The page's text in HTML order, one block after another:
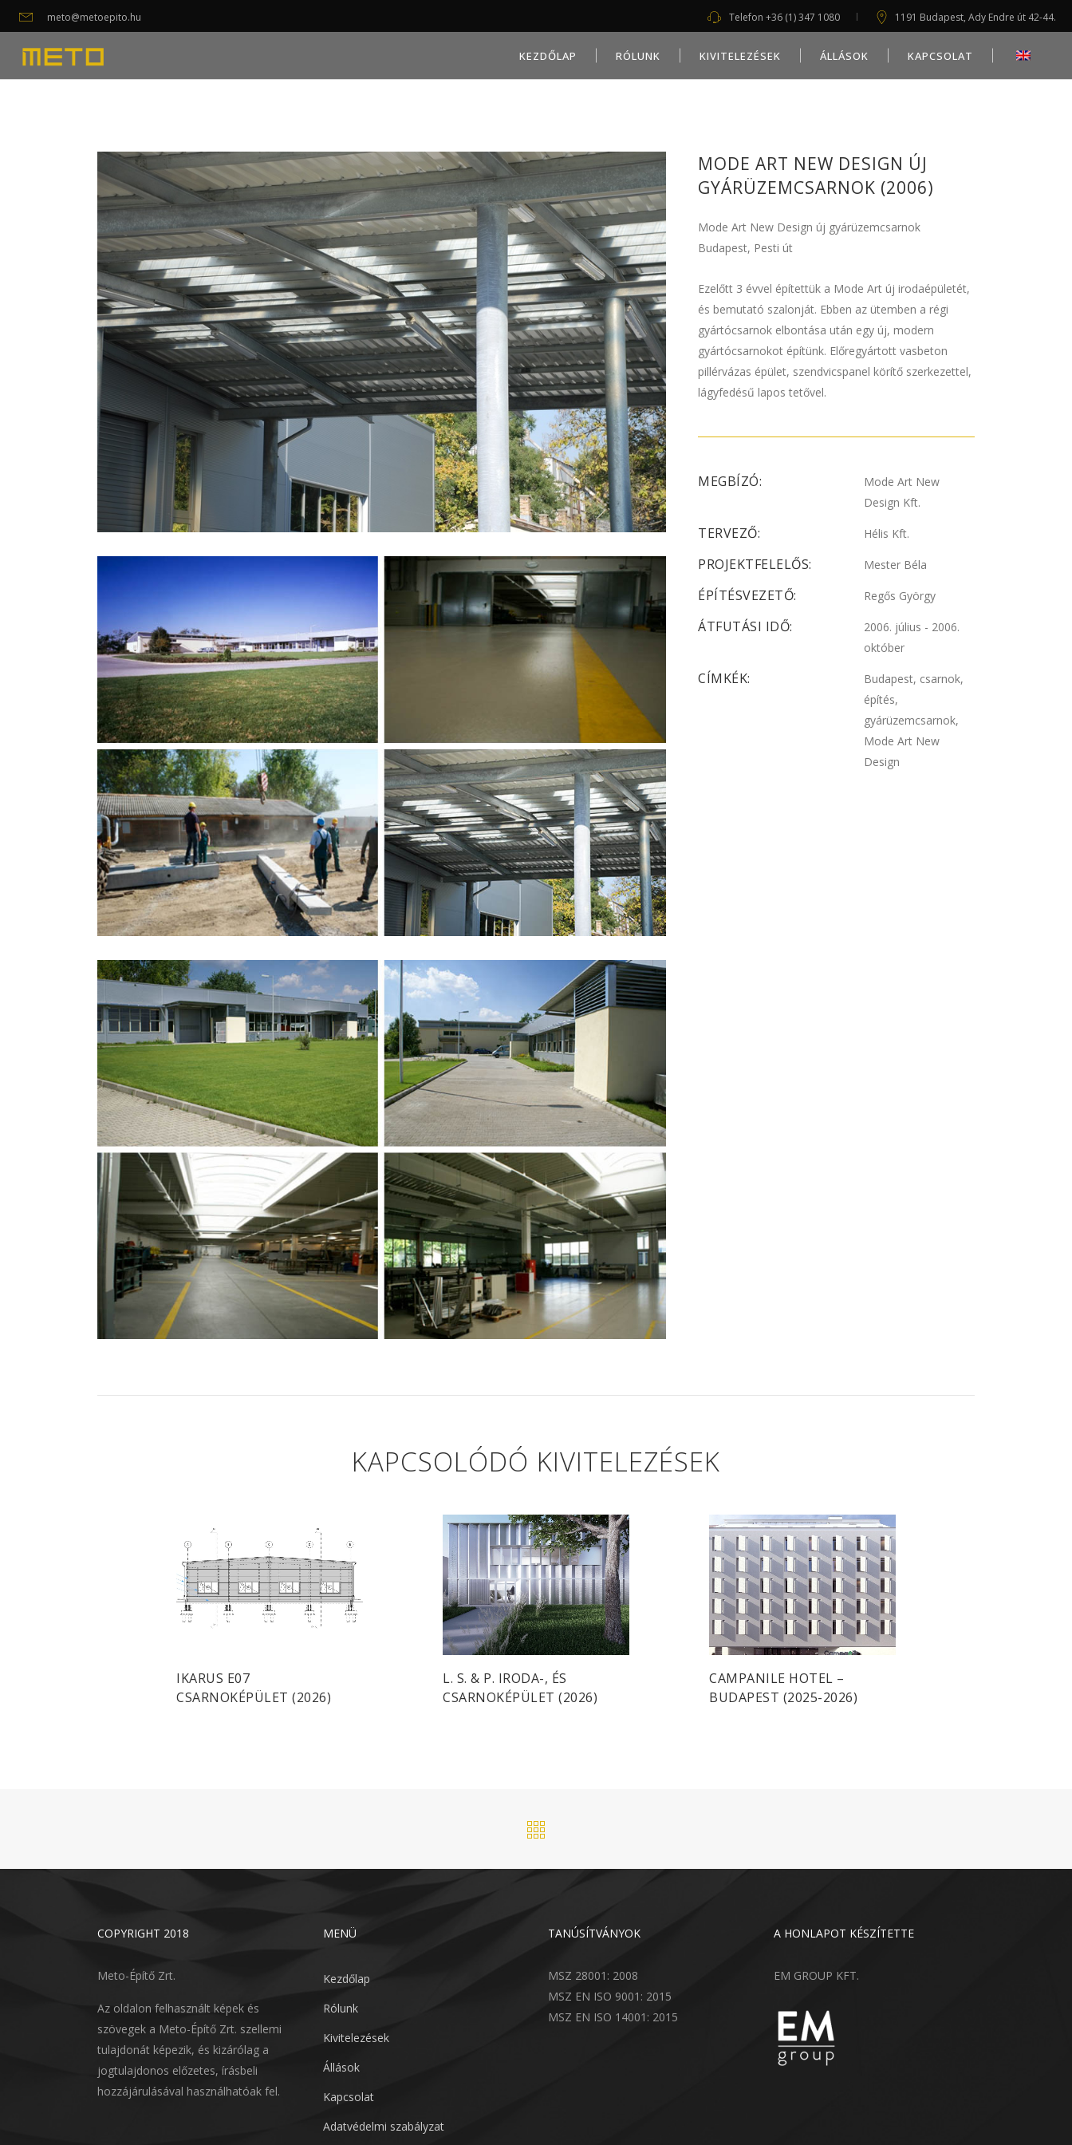
meto@metoepito.hu Telefon +36 (1) 347 1080 1191 Budapest, Ady Endre út 42-44.
KEZDŐLAP RÓLUNK KIVITELEZÉSEK ÁLLÁSOK KAPCSOLAT
MODE ART NEW DESIGN ÚJ
GYÁRÜZEMCSARNOK (2006)
Mode Art New Design új gyárüzemcsarnok
Budapest, Pesti út
Ezelőtt 3 évvel építettük a Mode Art új irodaépületét,
és bemutató szalonját. Ebben az ütemben a régi
gyártócsarnok elbontása után egy új, modern
gyártócsarnokot építünk. Előregyártott vasbeton
pillérvázas épület, szendvicspanel körítő szerkezettel,
lágyfedésű lapos tetővel.
MEGBÍZÓ:
Mode Art New
Design Kft.
TERVEZŐ: Hélis Kft.
PROJEKTFELELŐS: Mester Béla
ÉPÍTÉSVEZETŐ: Regős György
ÁTFUTÁSI IDŐ:
2006. július - 2006.
október
CÍMKÉK:
Budapest, csarnok,
építés,
gyárüzemcsarnok,
Mode Art New
Design
KAPCSOLÓDÓ KIVITELEZÉSEK
IKARUS E07
CSARNOKÉPÜLET (2026)
L. S. & P. IRODA-, ÉS
CSARNOKÉPÜLET (2026)
CAMPANILE HOTEL –
BUDAPEST (2025-2026)
COPYRIGHT 2018
Meto-Építő Zrt.
Az oldalon felhasznált képek és
szövegek a Meto-Építő Zrt. szellemi
tulajdonát képezik, és kizárólag a
jogtulajdonos előzetes, írásbeli
hozzájárulásával használhatóak fel.
MENÜ
Kezdőlap
Rólunk
Kivitelezések
Állások
Kapcsolat
Adatvédelmi szabályzat
TANÚSÍTVÁNYOK
MSZ 28001: 2008
MSZ EN ISO 9001: 2015
MSZ EN ISO 14001: 2015
A HONLAPOT KÉSZÍTETTE
EM GROUP KFT.